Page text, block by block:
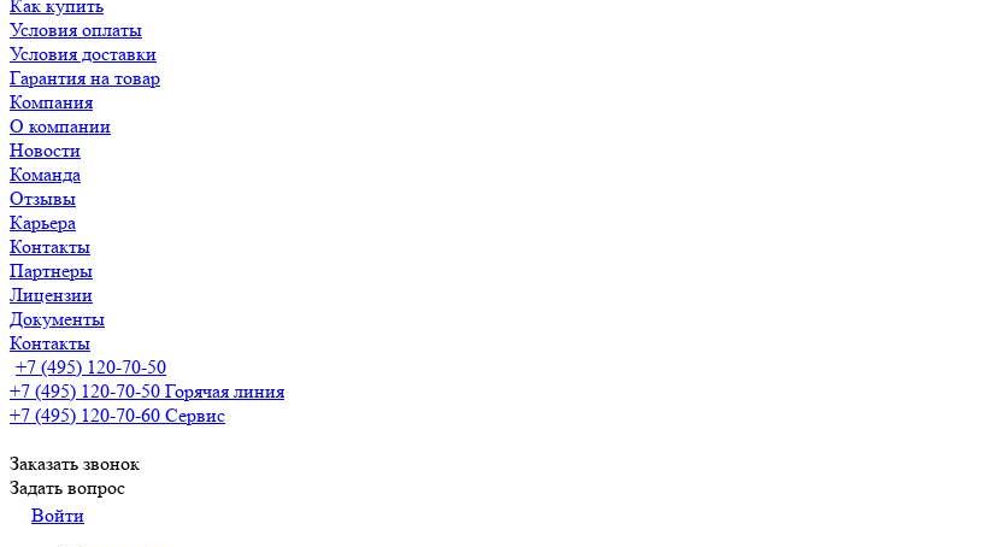
Как купить
Условия оплаты
Условия доставки
Гарантия на товар
Компания
О компании
Новости
Команда
Отзывы
Карьера
Контакты
Партнеры
Лицензии
Документы
Контакты
+7 (495) 120-70-50
+7 (495) 120-70-50 Горячая линия
+7 (495) 120-70-60 Сервис
Заказать звонок
Задать вопрос
Войти